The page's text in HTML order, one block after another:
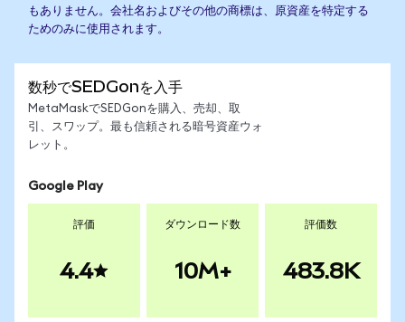
もありません。会社名およびその他の商標は、原資産を特定する
ためのみに使用されます。
数秒でSEDGonを入手
MetaMaskでSEDGonを購入、売却、取
引、スワップ。最も信頼される暗号資産ウォ
レット。
Google Play
評価
4.4
ダウンロード数
10M+
評価数
483.8K